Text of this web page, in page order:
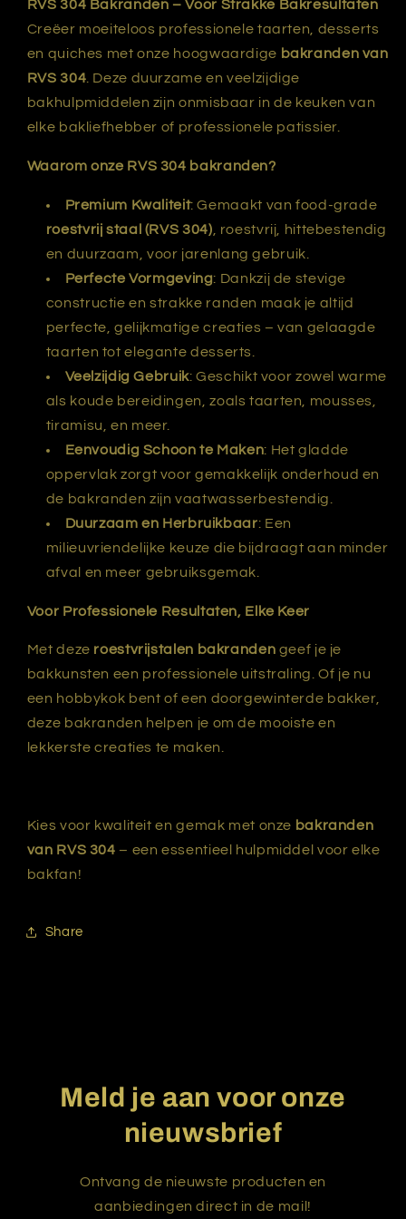
RVS 304 Bakranden – Voor Strakke Bakresultaten
Creëer moeiteloos professionele taarten, desserts
en quiches met onze hoogwaardige bakranden van
RVS 304. Deze duurzame en veelzijdige
bakhulpmiddelen zijn onmisbaar in de keuken van
elke bakliefhebber of professionele patissier.
Waarom onze RVS 304 bakranden?
Premium Kwaliteit: Gemaakt van food-grade
roestvrij staal (RVS 304) , roestvrij, hittebestendig
en duurzaam, voor jarenlang gebruik.
Perfecte Vormgeving: Dankzij de stevige
constructie en strakke randen maak je altijd
perfecte, gelijkmatige creaties – van gelaagde
taarten tot elegante desserts.
Veelzijdig Gebruik: Geschikt voor zowel warme
als koude bereidingen, zoals taarten, mousses,
tiramisu, en meer.
Eenvoudig Schoon te Maken: Het gladde
oppervlak zorgt voor gemakkelijk onderhoud en
de bakranden zijn vaatwasserbestendig.
Duurzaam en Herbruikbaar: Een
milieuvriendelijke keuze die bijdraagt aan minder
afval en meer gebruiksgemak.
Voor Professionele Resultaten, Elke Keer
Met deze roestvrijstalen bakranden geef je je
bakkunsten een professionele uitstraling. Of je nu
een hobbykok bent of een doorgewinterde bakker,
deze bakranden helpen je om de mooiste en
lekkerste creaties te maken.
Kies voor kwaliteit en gemak met onze bakranden
van RVS 304 – een essentieel hulpmiddel voor elke
bakfan!
Share
Meld je aan voor onze
nieuwsbrief
Ontvang de nieuwste producten en
aanbiedingen direct in de mail!